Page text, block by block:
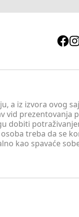
a iz izvora ovog
vid
dobiti
treba da se
kao spavaće